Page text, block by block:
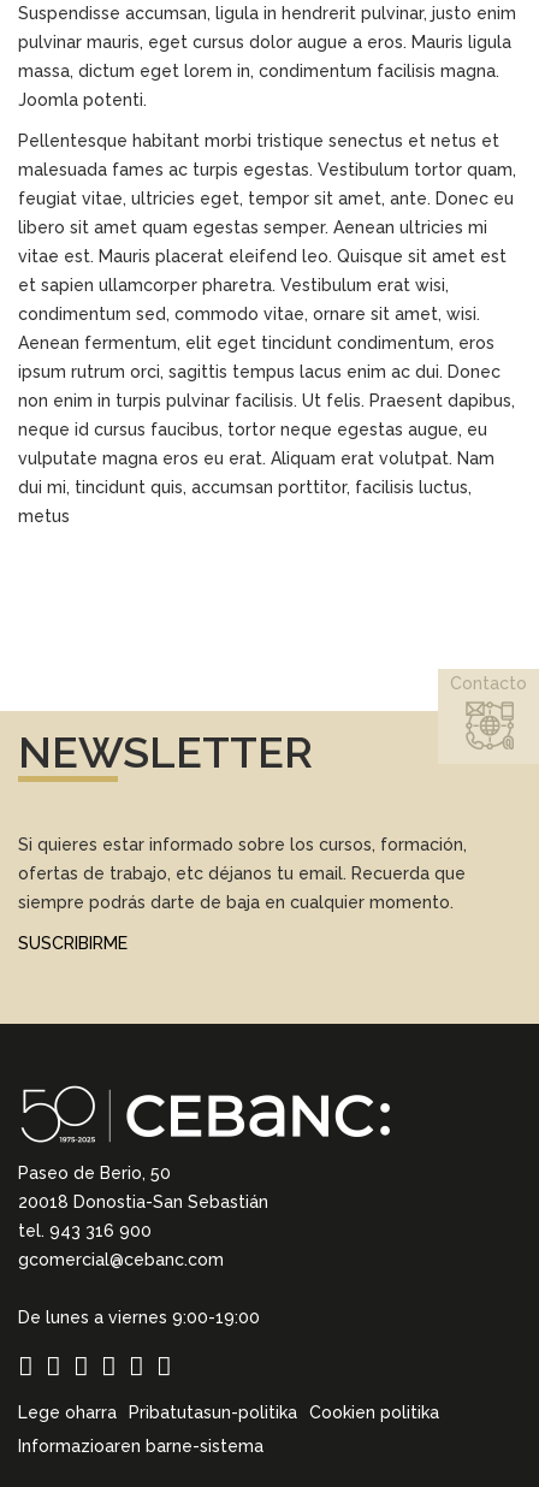
Suspendisse accumsan, ligula in hendrerit pulvinar, justo enim
pulvinar mauris, eget cursus dolor augue a eros. Mauris ligula
massa, dictum eget lorem in, condimentum facilisis magna.
Joomla potenti.
Pellentesque habitant morbi tristique senectus et netus et
malesuada fames ac turpis egestas. Vestibulum tortor quam,
feugiat vitae, ultricies eget, tempor sit amet, ante. Donec eu
libero sit amet quam egestas semper. Aenean ultricies mi
vitae est. Mauris placerat eleifend leo. Quisque sit amet est
et sapien ullamcorper pharetra. Vestibulum erat wisi,
condimentum sed, commodo vitae, ornare sit amet, wisi.
Aenean fermentum, elit eget tincidunt condimentum, eros
ipsum rutrum orci, sagittis tempus lacus enim ac dui. Donec
non enim in turpis pulvinar facilisis. Ut felis. Praesent dapibus,
neque id cursus faucibus, tortor neque egestas augue, eu
vulputate magna eros eu erat. Aliquam erat volutpat. Nam
dui mi, tincidunt quis, accumsan porttitor, facilisis luctus,
metus
NEWSLETTER
Si quieres estar informado sobre los cursos, formación,
ofertas de trabajo, etc déjanos tu email. Recuerda que
siempre podrás darte de baja en cualquier momento.
SUSCRIBIRME
Paseo de Berio, 50
20018 Donostia-San Sebastián
tel. 943 316 900
gcomercial@cebanc.com
De lunes a viernes 9:00-19:00
Lege oharra Pribatutasun-politika
Cookien politika
Informazioaren barne-sistema
Contacto